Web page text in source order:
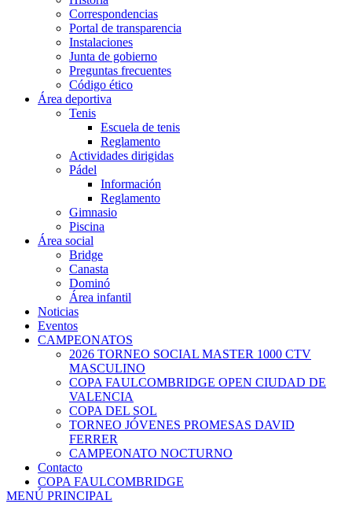
Correspondencias
Portal de transparencia
Instalaciones
Junta de gobierno
Preguntas frecuentes
Código ético
Área deportiva
Tenis
Escuela de tenis
Reglamento
Actividades dirigidas
Pádel
Información
Reglamento
Gimnasio
Piscina
Área social
Bridge
Canasta
Dominó
Área infantil
Noticias
Eventos
CAMPEONATOS
2026 TORNEO SOCIAL MASTER 1000 CTV
MASCULINO
COPA FAULCOMBRIDGE OPEN CIUDAD DE
VALENCIA
COPA DEL SOL
TORNEO JÓVENES PROMESAS DAVID
FERRER
CAMPEONATO NOCTURNO
Contacto
COPA FAULCOMBRIDGE
MENÚ PRINCIPAL